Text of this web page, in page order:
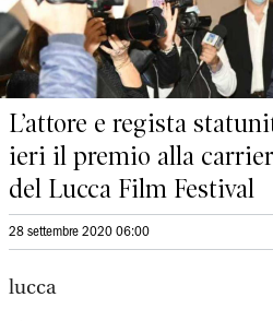
L’attore e regista
ieri il premio alla
del Lucca Film Festival
28 settembre 2020 06:00
lucca